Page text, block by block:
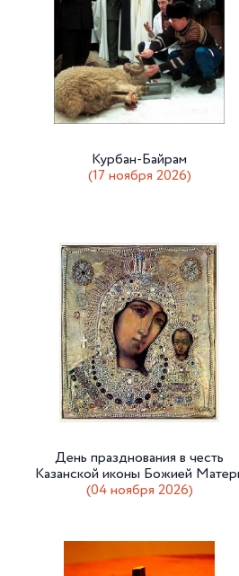
Курбан-Байрам
(17 ноября 2026)
День празднования в честь
Казанской иконы Божией
(04 ноября 2026)